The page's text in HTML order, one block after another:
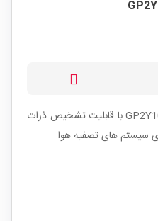
سنسور گرد و غبار مدل GP2Y1010AU0F با قابلیت تشخیص ذرات
سیستم های تصفیه هوا